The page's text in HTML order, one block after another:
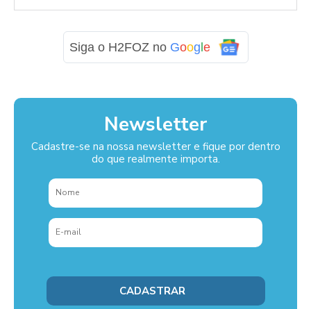
Siga o H2FOZ no Goog e
Newsletter
Cadastre-se na nossa newsletter e fique por dentro
do que realmente importa.